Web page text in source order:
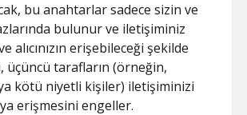
bu anahtarlar sadece sizin ve
bulunur ve iletişiminiz
alıcınızın erişebileceği şekilde
üçüncü tarafların (örneğin,
kötü niyetli kişiler) iletişiminizi
erişmesini engeller.